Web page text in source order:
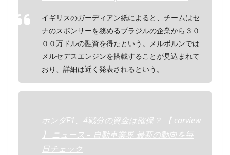
イギリスのガーディアン紙によると、チームはセ
ナのスポンサーを務めるブラジルの企業から３０
００万ドルの融資を得たという。メルボルンでは
メルセデスエンジンを搭載することが見込まれて
おり、詳細は近く発表されるという。
ホンダF1、4戦分の資金は確保？ 【 carview
】 ニュース – 自動車業界 最新の動向を毎
日チェック